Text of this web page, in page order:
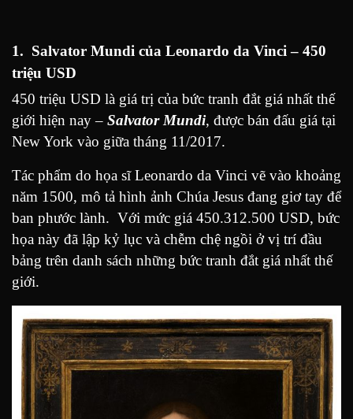
1. Salvator Mundi của Leonardo da Vinci – 450
triệu USD
450 triệu USD là giá trị của bức tranh đắt giá nhất thế
giới hiện nay – Salvator Mundi, được bán đấu giá tại
New York vào giữa tháng 11/2017.
Tác phẩm do họa sĩ Leonardo da Vinci vẽ vào khoảng
năm 1500, mô tả hình ảnh Chúa Jesus đang giơ tay để
ban phước lành. Với mức giá 450.312.500 USD, bức
họa này đã lập kỷ lục và chễm chệ ngồi ở vị trí đầu
bảng trên danh sách những bức tranh đắt giá nhất thế
giới.